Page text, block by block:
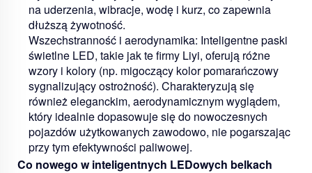
na uderzenia, wibracje, wodę i kurz, co zapewnia
dłuższą żywotność.
Wszechstranność i aerodynamika: Inteligentne paski
świetlne LED, takie jak te firmy Liyi, oferują różne
wzory i kolory (np. migoczący kolor pomarańczowy
sygnalizujący ostrożność). Charakteryzują się
również eleganckim, aerodynamicznym wyglądem,
który idealnie dopasowuje się do nowoczesnych
pojazdów użytkowanych zawodowo, nie pogarszając
przy tym efektywności paliwowej.
Co nowego w inteligentnych LEDowych belkach